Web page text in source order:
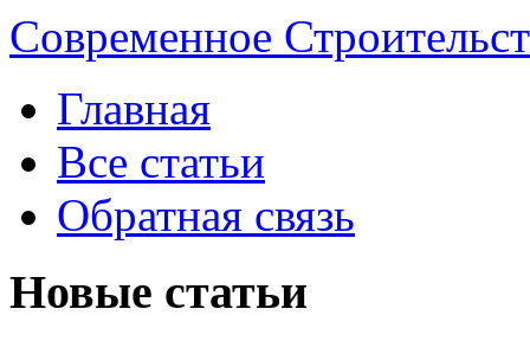
Современное
Главная
Все статьи
Обратная связь
Новые статьи